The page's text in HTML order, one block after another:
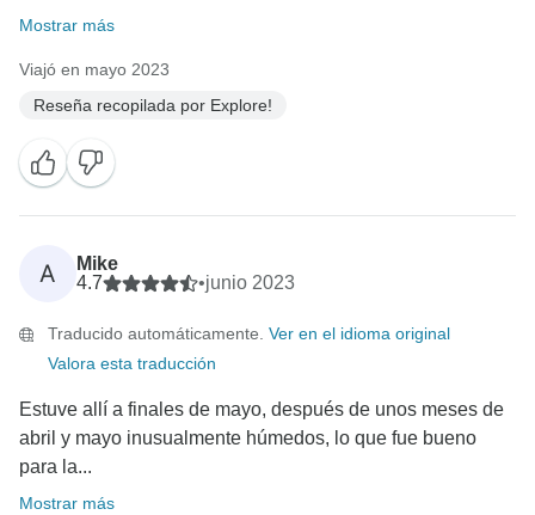
Mostrar más
Viajó en mayo 2023
Reseña recopilada por Explore!
A
Mike
4.7
•junio 2023
Traducido automáticamente. Ver en el idioma original
Valora esta traducción
Estuve allí a finales de mayo, después de unos meses de
abril y mayo inusualmente húmedos, lo que fue bueno
para la...
Mostrar más